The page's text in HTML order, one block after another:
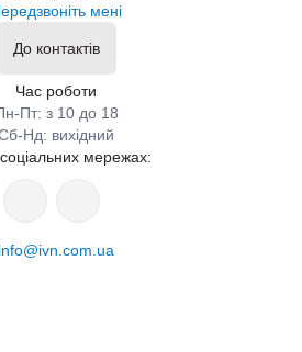
мені
До контактів
Час роботи
Пт: з 10 до 18
Нд: вихідний
мережах:
info@ivn.com.ua